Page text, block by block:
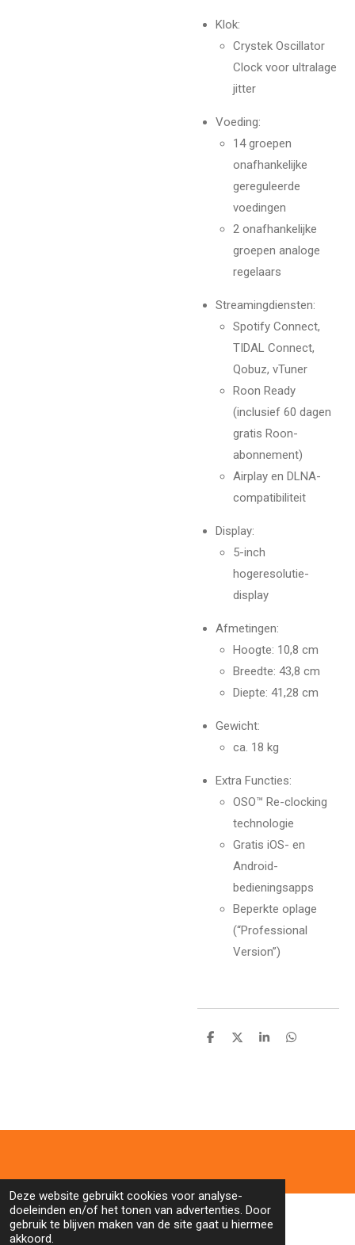
Deze website gebruikt cookies voor analyse-
doeleinden en/of het tonen van advertenties. Door
gebruik te blijven maken van de site gaat u hiermee
akkoord.
Klok:
Crystek Oscillator
Clock voor ultralage
jitter
Voeding:
14 groepen
onafhankelijke
gereguleerde
voedingen
2 onafhankelijke
groepen analoge
regelaars
Streamingdiensten:
Spotify Connect,
TIDAL Connect,
Qobuz, vTuner
Roon Ready
(inclusief 60 dagen
gratis Roon-
abonnement)
Airplay en DLNA-
compatibiliteit
Display:
5-inch
hogeresolutie-
display
Afmetingen:
Hoogte: 10,8 cm
Breedte: 43,8 cm
Diepte: 41,28 cm
Gewicht:
ca. 18 kg
Extra Functies:
OSO™ Re-clocking
technologie
Gratis iOS- en
Android-
bedieningsapps
Beperkte oplage
(“Professional
Version”)
D
D
S
D